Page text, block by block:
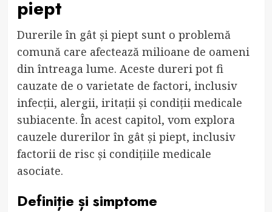
piept
Durerile în gât și piept sunt o problemă
comună care afectează milioane de oameni
din întreaga lume. Aceste dureri pot fi
cauzate de o varietate de factori, inclusiv
infecții, alergii, iritații și condiții medicale
subiacente. În acest capitol, vom explora
cauzele durerilor în gât și piept, inclusiv
factorii de risc și condițiile medicale
asociate.
Definiție și simptome